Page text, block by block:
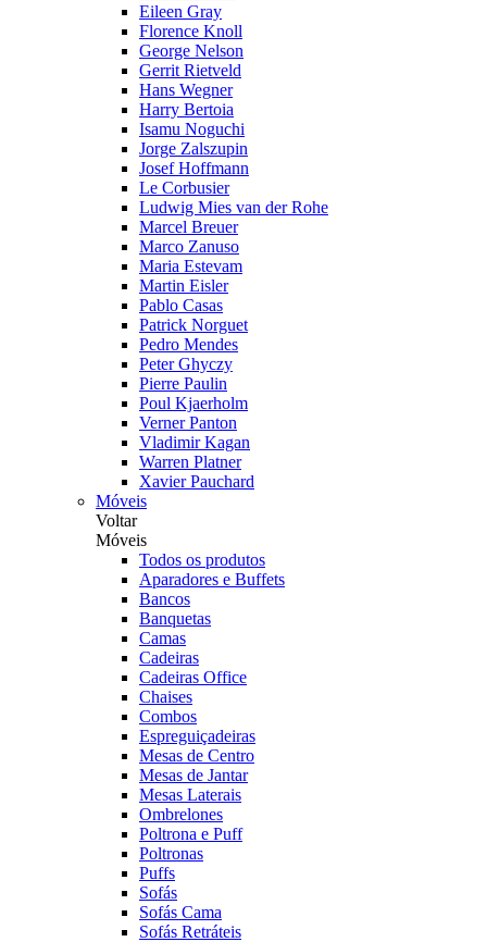
Eileen Gray
Florence Knoll
George Nelson
Gerrit Rietveld
Hans Wegner
Harry Bertoia
Isamu Noguchi
Jorge Zalszupin
Josef Hoffmann
Le Corbusier
Ludwig Mies van der Rohe
Marcel Breuer
Marco Zanuso
Maria Estevam
Martin Eisler
Pablo Casas
Patrick Norguet
Pedro Mendes
Peter Ghyczy
Pierre Paulin
Poul Kjaerholm
Verner Panton
Vladimir Kagan
Warren Platner
Xavier Pauchard
Móveis
Voltar
Móveis
Todos os produtos
Aparadores e Buffets
Bancos
Banquetas
Camas
Cadeiras
Cadeiras Office
Chaises
Combos
Espreguiçadeiras
Mesas de Centro
Mesas de Jantar
Mesas Laterais
Ombrelones
Poltrona e Puff
Poltronas
Puffs
Sofás
Sofás Cama
Sofás Retráteis